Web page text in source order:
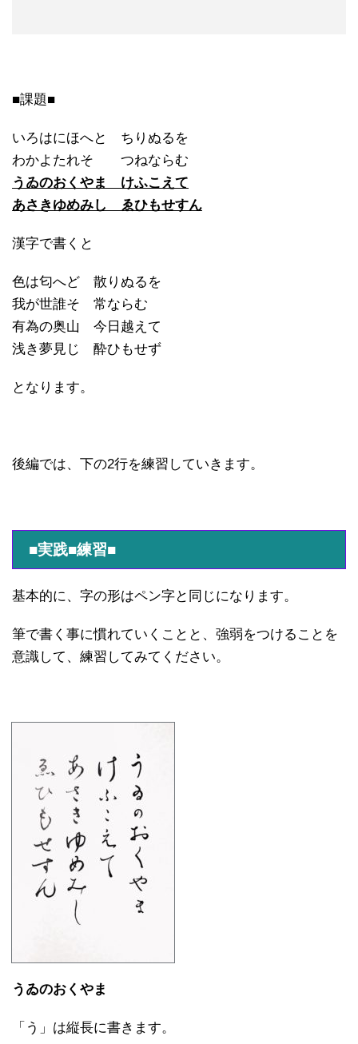
■課題■
いろはにほへと ちりぬるを
わかよたれそ つねならむ
うゐのおくやま けふこえて
あさきゆめみし ゑひもせすん
漢字で書くと
色は匂へど 散りぬるを
我が世誰そ 常ならむ
有為の奥山 今日越えて
浅き夢見じ 酔ひもせず
となります。
後編では、下の2行を練習していきます。
■実践■練習■
基本的に、字の形はペン字と同じになります。
筆で書く事に慣れていくことと、強弱をつけることを
意識して、練習してみてください。
うゐのおくやま
「う」は縦長に書きます。